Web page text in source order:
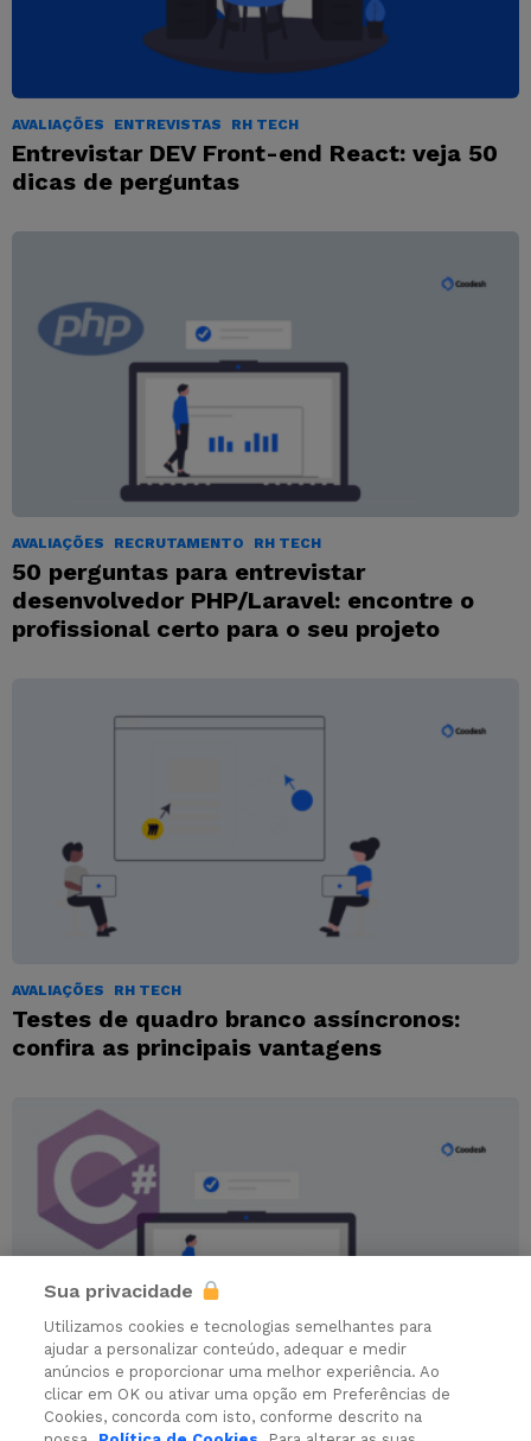
AVALIAÇÕES ENTREVISTAS RH TECH
Entrevistar DEV Front-end React: veja 50
dicas de perguntas
AVALIAÇÕES RECRUTAMENTO RH TECH
50 perguntas para entrevistar
desenvolvedor PHP/Laravel: encontre o
profissional certo para o seu projeto
AVALIAÇÕES RH TECH
Testes de quadro branco assíncronos:
confira as principais vantagens
AVALIAÇÕES
Sua privacidade
Utilizamos cookies e tecnologias semelhantes para
ajudar a personalizar conteúdo, adequar e medir
anúncios e proporcionar uma melhor experiência. Ao
clicar em OK ou ativar uma opção em Preferências de
Cookies, concorda com isto, conforme descrito na